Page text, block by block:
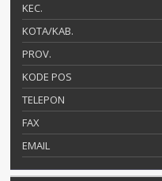
KEC.
KOTA/KAB.
PROV.
KODE POS
TELEPON
FAX
EMAIL